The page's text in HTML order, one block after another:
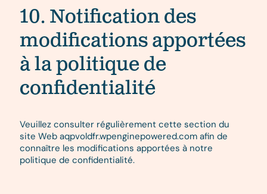
10. Notification des
modifications apportées
à la politique de
confidentialité
Veuillez consulter régulièrement cette section du
site Web aqpvoldfr.wpenginepowered.com afin de
connaître les modifications apportées à notre
politique de confidentialité.